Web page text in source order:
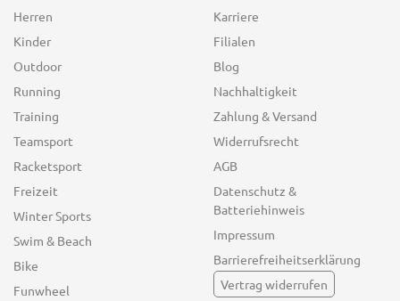
Herren
Kinder
Outdoor
Running
Training
Teamsport
Racketsport
Freizeit
Winter Sports
Swim & Beach
Bike
Funwheel
Karriere
Filialen
Blog
Nachhaltigkeit
Zahlung & Versand
Widerrufsrecht
AGB
Datenschutz &
Batteriehinweis
Impressum
Barrierefreiheitserklärung
Vertrag widerrufen